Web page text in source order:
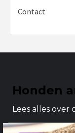
Contact
Honden
Lees alles